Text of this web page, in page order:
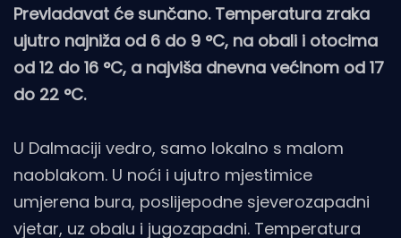
Prevladavat će sunčano. Temperatura zraka
ujutro najniža od 6 do 9 °C, na obali i otocima
od 12 do 16 °C, a najviša dnevna većinom od 17
do 22 °C.
U Dalmaciji vedro, samo lokalno s malom
naoblakom. U noći i ujutro mjestimice
umjerena bura, poslijepodne sjeverozapadni
vjetar, uz obalu i jugozapadni. Temperatura